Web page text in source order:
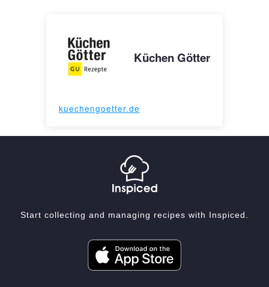
Küchen Götter
kuechengoetter.de
Start collecting and managing recipes with Inspiced.